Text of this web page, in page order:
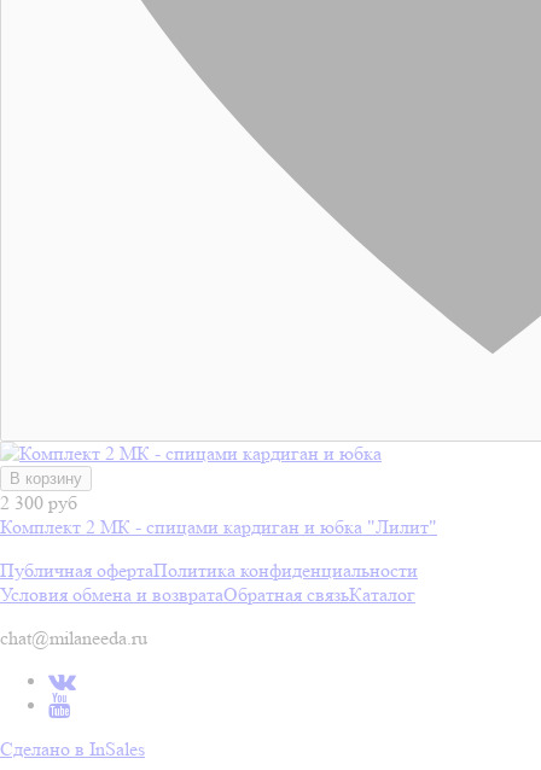
В корзину
2 300 руб
Комплект 2 МК - спицами кардиган и юбка "Лилит"
Публичная офертаПолитика конфиденциальности
Условия обмена и возвратаОбратная связьКаталог
chat@milaneeda.ru
Сделано в InSales